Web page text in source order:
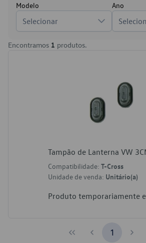
Modelo
Selecionar
Ano
Encontramos 1 produtos.
Tampão de Lanterna VW
Compatibilidade: T-Cross
Unidade de venda: Unitário(a)
Produto temporariamente
1